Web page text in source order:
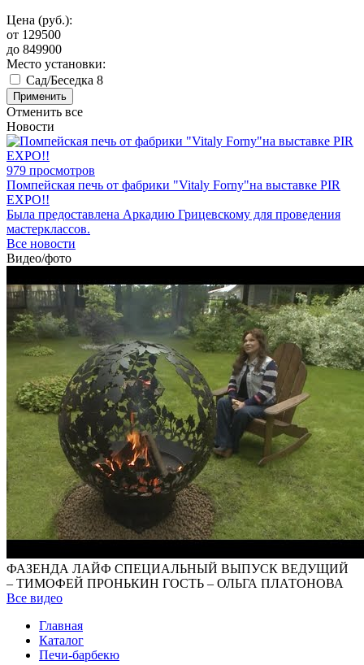
Цена (руб.):
от 129500
до 849900
Место установки:
Сад/Беседка 8
Применить
Отменить все
Новости
979 просмотров
Помпейская печь от фабрики "Vitaly Forny"на выставке PIR
EXPO!!
Была предоставлена Аркадию Грицевскому для проведения
мастерклассов.
Все новости
Видео/фото
ФАЗЕНДА ЛАЙФ СПЕЦИАЛЬНЫЙ ВЫПУСК ВЕДУЩИЙ
– ТИМОФЕЙ ПРОНЬКИН ГОСТЬ – ОЛЬГА ПЛАТОНОВА
Все видео
Главная
Каталог
Печи-барбекю